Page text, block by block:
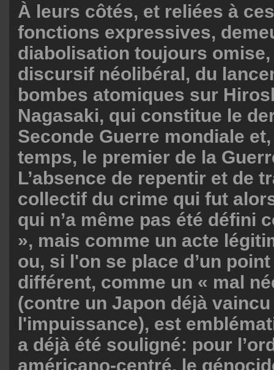
À leurs côtés, et reliées à
fonctions expressives,
diabolisation toujours omise,
discursif néolibéral, du
bombes atomiques sur
Nagasaki, qui constitue le
Seconde Guerre mondiale
temps, le premier de la
L’absence de repentir et de
collectif du crime qui fut
qui n’a même pas été défini
», mais comme un acte
ou, si l'on se place d’un
différent, comme un « mal
(contre un Japon déjà
l'impuissance), est
a déjà été souligné: pour
américano-centré, le